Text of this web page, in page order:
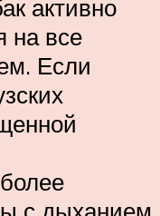
активно
на все
Если